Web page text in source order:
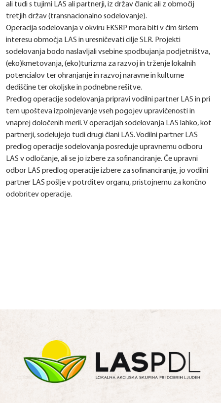
ali tudi s tujimi LAS ali partnerji, iz držav članic ali z območij
tretjih držav (transnacionalno sodelovanje).
Operacija sodelovanja v okviru EKSRP mora biti v čim širšem
interesu območja LAS in uresničevati cilje SLR. Projekti
sodelovanja bodo naslavljali vsebine spodbujanja podjetništva,
(eko)kmetovanja, (eko)turizma za razvoj in trženje lokalnih
potencialov ter ohranjanje in razvoj naravne in kulturne
dediščine ter okoljske in podnebne rešitve.
Predlog operacije sodelovanja pripravi vodilni partner LAS in pri
tem upošteva izpolnjevanje vseh pogojev upravičenosti in
vnaprej določenih meril. V operacijah sodelovanja LAS lahko, kot
partnerji, sodelujejo tudi drugi člani LAS. Vodilni partner LAS
predlog operacije sodelovanja posreduje upravnemu odboru
LAS v odločanje, ali se jo izbere za sofinanciranje. Če upravni
odbor LAS predlog operacije izbere za sofinanciranje, jo vodilni
partner LAS pošlje v potrditev organu, pristojnemu za končno
odobritev operacije.